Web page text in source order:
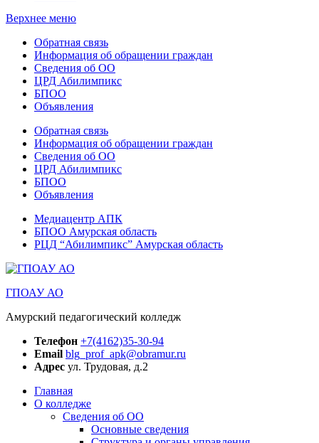
Верхнее меню
Обратная связь
Информация об обращении граждан
Сведения об ОО
ЦРД Абилимпикс
БПОО
Объявления
Обратная связь
Информация об обращении граждан
Сведения об ОО
ЦРД Абилимпикс
БПОО
Объявления
Медиацентр АПК
БПОО Амурская область
РЦД “Абилимпикс” Амурская область
ГПОАУ АО
Амурский педагогический колледж
Телефон +7(4162)35-30-94
Email blg_prof_apk@obramur.ru
Адрес ул. Трудовая, д.2
Главная
О колледже
Сведения об ОО
Основные сведения